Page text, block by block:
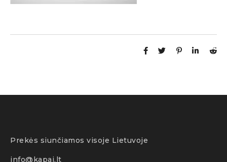
Prekės siunčiamos visoje Lietuvoje
info@kapai.lt